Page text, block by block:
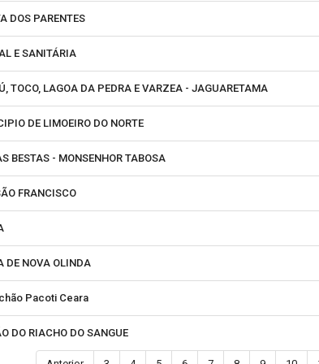
DOS PARENTES
E SANITÁRIA
TOCO, LAGOA DA PEDRA E VARZEA - JAGUARETAMA
DE LIMOEIRO DO NORTE
BESTAS - MONSENHOR TABOSA
FRANCISCO
DE NOVA OLINDA
Pacoti Ceara
DO RIACHO DO SANGUE